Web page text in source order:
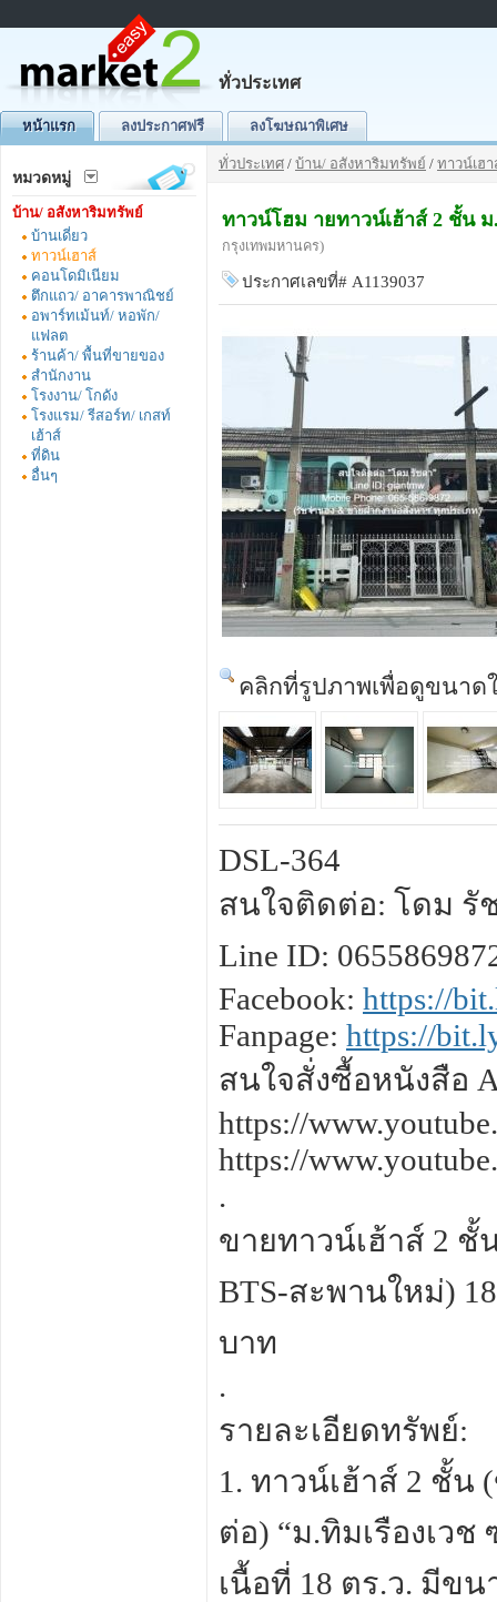
ทั่วประเทศ
หน้าแรก ลงประกาศฟรี ลงโฆษณาพิเศษ
หมวดหมู่
บ้าน/ อสังหาริมทรัพย์
บ้านเดี่ยว
ทาวน์เฮาส์
คอนโดมิเนียม
ตึกแถว/ อาคารพาณิชย์
อพาร์ทเม้นท์/ หอพัก/
แฟลต
ร้านค้า/ พื้นที่ขายของ
สำนักงาน
โรงงาน/ โกดัง
โรงแรม/ รีสอร์ท/ เกสท์
เฮ้าส์
ที่ดิน
อื่นๆ
ทั่วประเทศ / บ้าน/ อสังหาริมทรัพย์ / ทาวน์เฮา
ทาวน์โฮม ายทาวน์เฮ้าส์ 2 ชั้น
กรุงเทพมหานคร)
ประกาศเลขที่# A1139037
คลิกที่รูปภาพเพื่อดูขนาด
DSL-364
สนใจติดต่อ: โดม รัช
Line ID:
Facebook: https://
Fanpage: https://
สนใจสั่งซื้อหนังสือ
https://
https://
.
ขายทาวน์เฮ้าส์ 2 ชั้
BTS-สะพานใหม่)
บาท
.
รายละเอียดทรัพย์:
1. ทาวน์เฮ้าส์ 2 ชั้น
ต่อ) “ม.ทิมเรืองเว
เนื้อที่ 18 ตร.ว. มีข